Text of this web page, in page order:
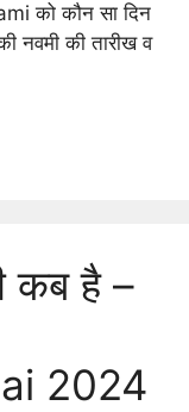
को कौन सा दिन
नवमी की तारीख व
कब है –
2024